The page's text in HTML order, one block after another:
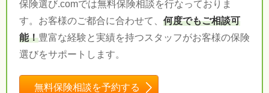
保険選び.comでは無料保険相談を行なっておりま
す。お客様のご都合に合わせて、 何度でもご相談可
能！豊富な経験と実績を持つスタッフがお客様の保険
選びをサポートします。
無料保険相談を予約する